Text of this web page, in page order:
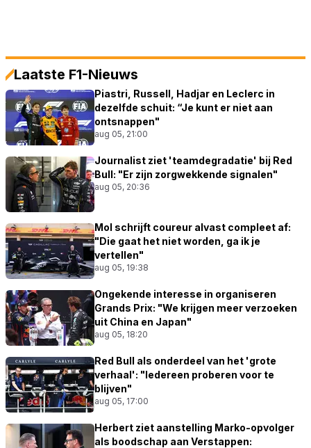
Laatste F1-Nieuws
Piastri, Russell, Hadjar en Leclerc in
dezelfde schuit: “Je kunt er niet aan
ontsnappen"
aug 05, 21:00
Journalist ziet 'teamdegradatie' bij Red
Bull: "Er zijn zorgwekkende signalen"
aug 05, 20:36
Mol schrijft coureur alvast compleet af:
"Die gaat het niet worden, ga ik je
vertellen"
aug 05, 19:38
Ongekende interesse in organiseren
Grands Prix: "We krijgen meer verzoeken
uit China en Japan"
aug 05, 18:20
Red Bull als onderdeel van het 'grote
verhaal': "Iedereen proberen voor te
blijven"
aug 05, 17:00
Herbert ziet aanstelling Marko-opvolger
als boodschap aan Verstappen: